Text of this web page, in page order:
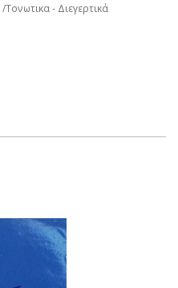
Τονωτικα - Διεγερτικά